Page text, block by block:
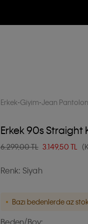
Erkek Giyim Jean Pantolon
Erkek 90s Straight
6.299,00 TL 3.149,50 TL
Renk: Siyah
Bazı bedenlerde az
Beden/Boy: